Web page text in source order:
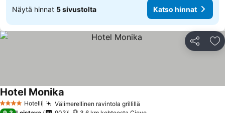
Näytä hinnat 5 sivustolta Katso hinnat
Jaa
4 Tähtiluokitus
Hotelli Välimerellinen ravintola grillillä
Hotel Monika